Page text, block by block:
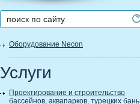
Оборудование Necon
Услуги
Проектирование и строительство
бассейнов, аквапарков, турецких бань